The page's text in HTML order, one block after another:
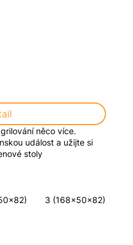
něco více.
událost a užijte si
stoly
3 (168x50x82)